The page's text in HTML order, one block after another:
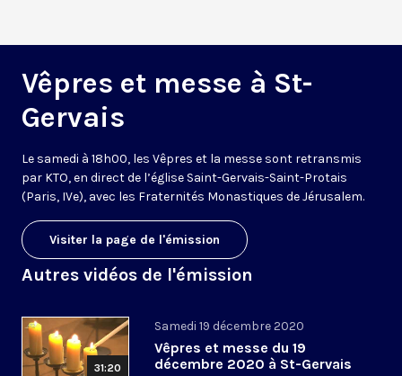
Vêpres et messe à St-
Gervais
Le samedi à 18h00, les Vêpres et la messe sont retransmis
par KTO, en direct de l’église Saint-Gervais-Saint-Protais
(Paris, IVe), avec les Fraternités Monastiques de Jérusalem.
Visiter la page de l'émission
Autres vidéos de l'émission
31:20
Samedi 19 décembre 2020
Vêpres et messe du 19
décembre 2020 à St-Gervais